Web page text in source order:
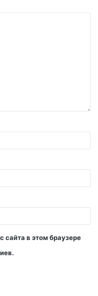
сайта в этом браузере